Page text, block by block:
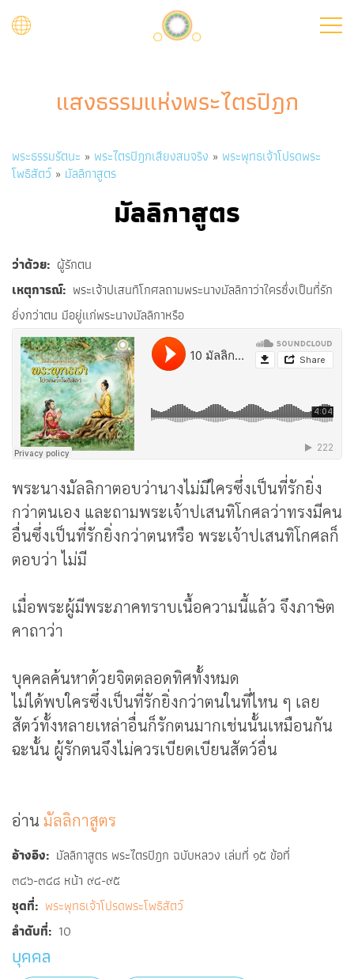
แสงธรรมแห่งพระไตรปิฎก
Breadcrumb
พระธรรมรัตนะ พระไตรปิฎกเสียงสมจริง
พระพุทธเจ้าโปรดพระ
โพธิสัตว์
มัลลิกาสูตร
มัลลิกาสูตร
ว่าด้วย ผู้รักตน
เหตุการณ์ พระเจ้าปเสนทิโกศลถามพระนางมัลลิกาว่าใครซึ่งเป็นที่รัก
ยิ่งกว่าตน มีอยู่แก่พระนางมัลลิกาหรือ
พระนางมัลลิกาตอบว่านางไม่มีใครซึ่งเป็นที่รักยิ่ง
กว่าตนเอง และถามพระเจ้าปเสนทิโกศลว่าทรงมีคน
อื่นซึ่งเป็นที่รักยิ่งกว่าตนหรือ พระเจ้าปเสนทิโกศลก็
ตอบว่า ไม่มี
เมื่อพระผู้มีพระภาคทราบเนื้อความนี้แล้ว จึงภาษิต
คาถาว่า
บุคคลค้นหาด้วยจิตตลอดทิศทั้งหมด
ไม่ได้พบใครซึ่งเป็นที่รักยิ่งกว่าตนในที่ไหน ๆ เลย
สัตว์ทั้งหลายเหล่าอื่นก็รักตนมากเช่นนั้นเหมือนกัน
ฉะนั้น ผู้รักตนจึงไม่ควรเบียดเบียนสัตว์อื่น
อ่าน มัลลิกาสูตร
อ้างอิง มัลลิกาสูตร พระไตรปิฎก ฉบับหลวง เล่มที่ ๑๕ ข้อที่
๓๔๖-๓๔๘ หน้า ๙๔-๙๕
ชุดที่ พระพุทธเจ้าโปรดพระโพธิสัตว์
ลำดับที่ 10
บุคคล